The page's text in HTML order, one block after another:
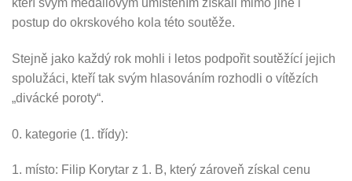
kteří svým medailovým umístěním získali mimo jiné i
postup do okrskového kola této soutěže.
Stejně jako každý rok mohli i letos podpořit soutěžící jejich
spolužáci, kteří tak svým hlasováním rozhodli o vítězích
„divácké poroty“.
0. kategorie (1. třídy):
1. místo: Filip Korytar z 1. B, který zároveň získal cenu